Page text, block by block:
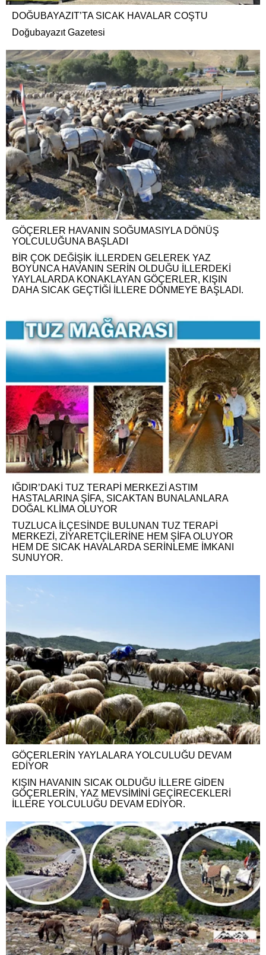
DOĞUBAYAZIT’TA SICAK HAVALAR COŞTU
Doğubayazıt Gazetesi
GÖÇERLER HAVANIN SOĞUMASIYLA DÖNÜŞ
YOLCULUĞUNA BAŞLADI
BİR ÇOK DEĞİŞİK İLLERDEN GELEREK YAZ
BOYUNCA HAVANIN SERİN OLDUĞU İLLERDEKİ
YAYLALARDA KONAKLAYAN GÖÇERLER, KIŞIN
DAHA SICAK GEÇTİĞİ İLLERE DÖNMEYE BAŞLADI.
IĞDIR’DAKİ TUZ TERAPİ MERKEZİ ASTIM
HASTALARINA ŞİFA, SICAKTAN BUNALANLARA
DOĞAL KLİMA OLUYOR
TUZLUCA İLÇESİNDE BULUNAN TUZ TERAPİ
MERKEZİ, ZİYARETÇİLERİNE HEM ŞİFA OLUYOR
HEM DE SICAK HAVALARDA SERİNLEME İMKANI
SUNUYOR.
GÖÇERLERİN YAYLALARA YOLCULUĞU DEVAM
EDİYOR
KIŞIN HAVANIN SICAK OLDUĞU İLLERE GİDEN
GÖÇERLERİN, YAZ MEVSİMİNİ GEÇİRECEKLERİ
İLLERE YOLCULUĞU DEVAM EDİYOR.